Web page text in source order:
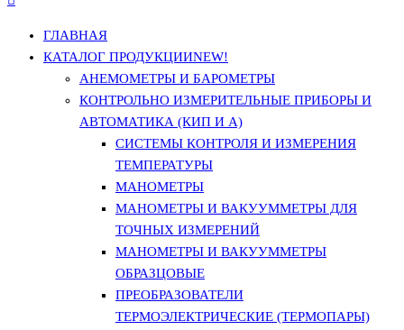
ГЛАВНАЯ
КАТАЛОГ ПРОДУКЦИИNEW!
АНЕМОМЕТРЫ И БАРОМЕТРЫ
КОНТРОЛЬНО ИЗМЕРИТЕЛЬНЫЕ ПРИБОРЫ И
АВТОМАТИКА (КИП И А)
СИСТЕМЫ КОНТРОЛЯ И ИЗМЕРЕНИЯ
ТЕМПЕРАТУРЫ
МАНОМЕТРЫ
МАНОМЕТРЫ И ВАКУУММЕТРЫ ДЛЯ
ТОЧНЫХ ИЗМЕРЕНИЙ
МАНОМЕТРЫ И ВАКУУММЕТРЫ
ОБРАЗЦОВЫЕ
ПРЕОБРАЗОВАТЕЛИ
ТЕРМОЭЛЕКТРИЧЕСКИЕ (ТЕРМОПАРЫ)